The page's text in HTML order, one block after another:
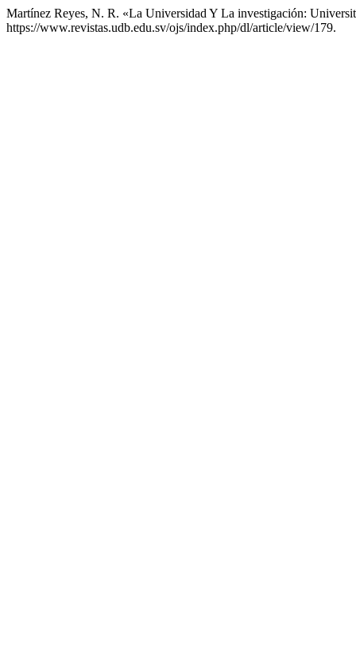
Martínez Reyes, N. R. «La Universidad Y La investigación:
https://www.revistas.udb.edu.sv/ojs/index.php/dl/article/view/179.